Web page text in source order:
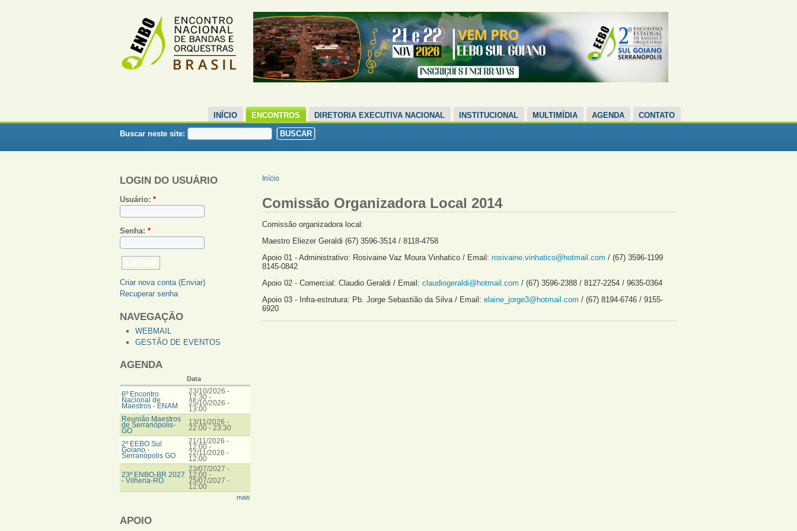
INÍCIO ENCONTROS DIRETORIA EXECUTIVA NACIONAL INSTITUCIONAL MULTIMÍDIA AGENDA CONTATO
Buscar neste site:
LOGIN DO USUÁRIO
Usuário: *
Senha: *
Criar nova conta (Enviar)
Recuperar senha
NAVEGAÇÃO
WEBMAIL
GESTÃO DE EVENTOS
AGENDA
Data
6º Encontro
Nacional de
Maestros - ENAM
23/10/2026 -
12:30 -
25/10/2026 -
13:00
Reunião Maestros
de Serranópolis-
GO
13/11/2026 -
22:00 - 23:30
2º EEBO Sul
Goiano -
Serranópolis GO
21/11/2026 -
12:00 -
22/11/2026 -
12:00
23º ENBO-BR 2027
- Vilhena-RO
23/07/2027 -
12:00 -
25/07/2027 -
12:00
mais
APOIO
Início
Comissão Organizadora Local 2014
Comissão organizadora local:
Maestro Eliezer Geraldi (67) 3596-3514 / 8118-4758
Apoio 01 - Administrativo: Rosivaine Vaz Moura Vinhatico / Email: rosivaine.vinhatico@hotmail.com / (67) 3596-1199
8145-0842
Apoio 02 - Comercial: Claudio Geraldi / Email: claudiogeraldi@hotmail.com / (67) 3596-2388 / 8127-2254 / 9635-0364
Apoio 03 - Infra-estrutura: Pb. Jorge Sebastião da Silva / Email: elaine_jorge3@hotmail.com / (67) 8194-6746 / 9155-
6920